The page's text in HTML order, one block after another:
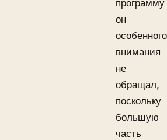
программу
он
особенного
внимания
не
обращал,
поскольку
большую
часть